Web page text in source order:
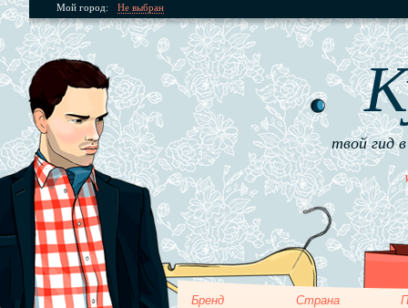
Мой город: Не выбран
твой гид
Бренд Страна